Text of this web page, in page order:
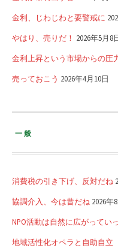
金利、じわじわと要警戒に
やはり、売りだ！ 2026年5月8
金利上昇という市場からの圧
売っておこう 2026年4月10日
一般
消費税の引き下げ、反対だね
協調介入、今は昔だね 2026年
NPO活動は自然に広がってい
地域活性化オペラと自助自立